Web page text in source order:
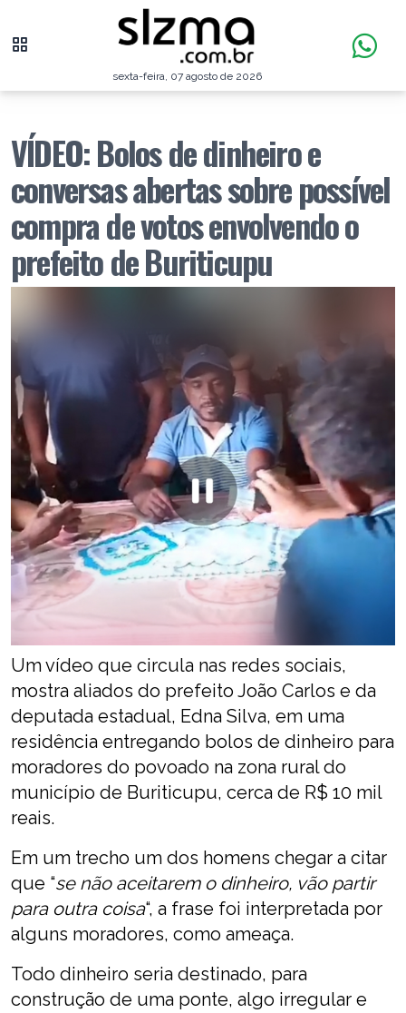
sexta-feira, 07 agosto de 2026
VÍDEO: Bolos de dinheiro e
conversas abertas sobre possível
compra de votos envolvendo o
prefeito de Buriticupu
Um vídeo que circula nas redes sociais,
mostra aliados do prefeito João Carlos e da
deputada estadual, Edna Silva, em uma
residência entregando bolos de dinheiro para
moradores do povoado na zona rural do
município de Buriticupu, cerca de R$ 10 mil
reais.
Em um trecho um dos homens chegar a citar
que “se não aceitarem o dinheiro, vão partir
para outra coisa“, a frase foi interpretada por
alguns moradores, como ameaça.
Todo dinheiro seria destinado, para
construção de uma ponte, algo irregular e